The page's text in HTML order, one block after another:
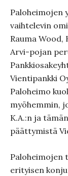
Paloheimojen
vaihtelevin
Rauma Wood,
Arvi-pojan
Vientipankki
Paloheimo
myöhemmin,
K.A.:n ja
päättymistä
Paloheimojen
erityisen